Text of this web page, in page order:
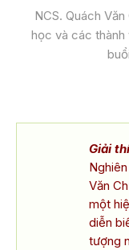
NCS. Quách
học và các thành
Giải
Văn
một
diễn
tượng